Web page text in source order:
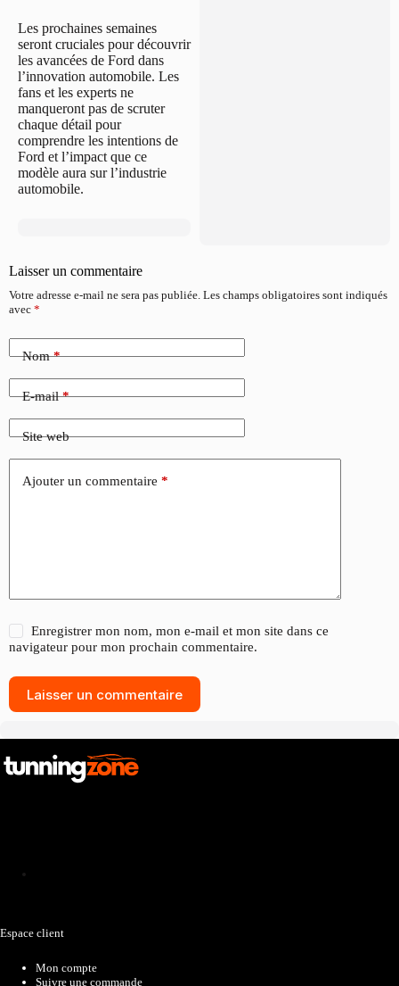
Les prochaines semaines
seront cruciales pour découvrir
les avancées de Ford dans
l’innovation automobile. Les
fans et les experts ne
manqueront pas de scruter
chaque détail pour
comprendre les intentions de
Ford et l’impact que ce
modèle aura sur l’industrie
automobile.
Laisser un commentaire
Votre adresse e-mail ne sera pas publiée. Les champs obligatoires sont indiqués
avec *
Nom*
E-mail*
Site web
Ajouter un commentaire *
Enregistrer mon nom, mon e-mail et mon site dans ce
navigateur pour mon prochain commentaire.
Laisser un commentaire
Espace client
Mon compte
Suivre une commande